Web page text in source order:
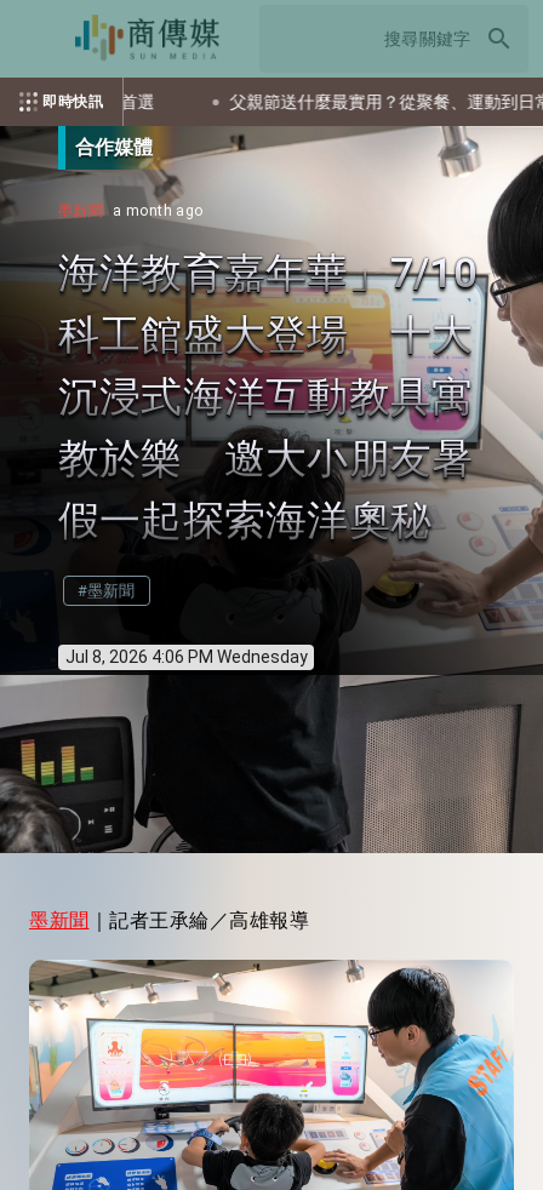
search
即時快訊
是首選 父親節送什麼最實用？從聚餐、運動到日常營養 4種送
合作媒體
墨新聞 a month ago
海洋教育嘉年華」7/10
科工館盛大登場 十大
沉浸式海洋互動教具寓
教於樂 邀大小朋友暑
假一起探索海洋奧秘
#墨新聞
Jul 8, 2026 4:06 PM Wednesday
墨新聞 ｜記者王承綸／高雄報導